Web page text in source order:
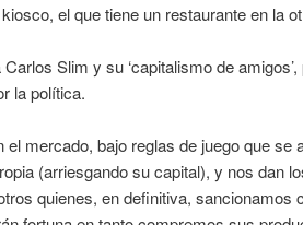
el que tiene un restaurante en la
Slim y su ‘capitalismo de amigos’,
la política.
mercado, bajo reglas de juego que se
(arriesgando su capital), y nos dan
quienes, en definitiva, sancionamos